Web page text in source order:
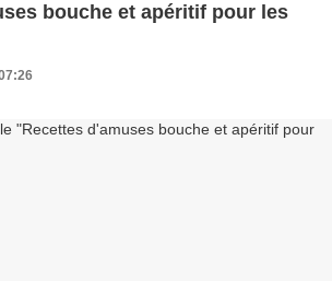
bouche et apéritif pour les